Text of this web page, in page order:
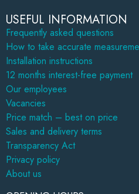
USEFUL INFORMATION
Frequently asked questions
How to take accurate
Installation instructions
12 months interest-free payment
Our employees
Vacancies
Price match – best on price
Sales and delivery terms
Transparency Act
Privacy policy
About us